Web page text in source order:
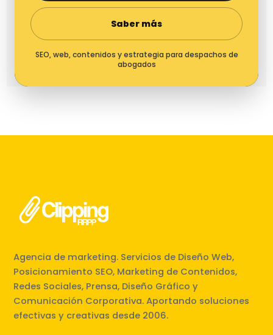
Saber más
SEO, web, contenidos y estrategia para despachos de
abogados
Agencia de marketing. Servicios de Diseño Web,
Posicionamiento SEO, Marketing de Contenidos,
Redes Sociales, Prensa, Diseño Gráfico y
Comunicación Corporativa. Aportando soluciones
efectivas y creativas desde 2006.